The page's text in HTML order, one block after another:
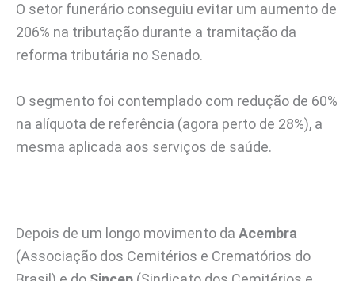
O setor funerário conseguiu evitar um aumento de
206% na tributação durante a tramitação da
reforma tributária no Senado.
O segmento foi contemplado com redução de 60%
na alíquota de referência (agora perto de 28%), a
mesma aplicada aos serviços de saúde.
Depois de um longo movimento da Acembra
(Associação dos Cemitérios e Crematórios do